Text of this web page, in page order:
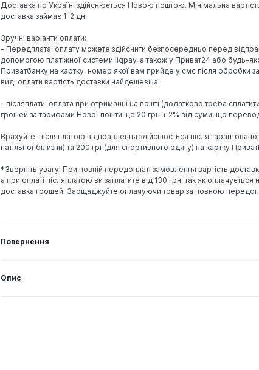
Доставка по Україні здійснюється Новою поштою. Мінімальна
доставка займає 1-2 дні.
Зручні варіанти оплати:
- Передплата: оплату можете здійснити безпосередньо перед
допомогою платіжної системи liqpay, а також у Приват24 або будь-
Приватбанку на картку, номер якої вам прийде у смс після обробки
виді оплати вартість доставки найдешевша.
- післяплати: оплата при отриманні на пошті (додатково треба
грошей за тарифами Нової пошти: це 20 грн + 2% від суми, що
Врахуйте: післяплатою відправлення здійснюється після
натільної білизни) та 200 грн(для спортивного одягу) на картку
*Зверніть увагу! При повній передоплаті замовлення вартість
а при оплаті післяплатою ви заплатите від 130 грн, так як оплачується
доставка грошей. Заощаджуйте оплачуючи товар за повною
Повернення
Опис